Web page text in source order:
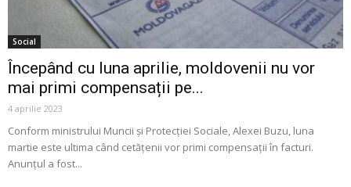
Social
Începând cu luna aprilie, moldovenii nu vor
mai primi compensații pe...
4 aprilie 2023
Conform ministrului Muncii și Protecției Sociale, Alexei Buzu, luna
martie este ultima când cetățenii vor primi compensații în facturi.
Anunțul a fost...